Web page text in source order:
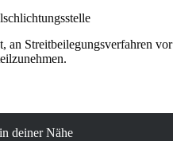
an Streitbeilegungsverfahren vor
deiner Nähe